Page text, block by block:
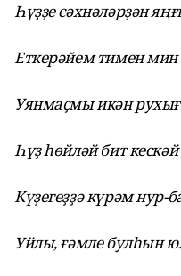
Һүҙҙе сәхнәләрҙән
Еткерәйем тимен мин
Уянмаҫмы икән
Һүҙ һөйләй бит
Күҙегеҙҙә күрәм нур-
Уйлы, ғәмле булһын